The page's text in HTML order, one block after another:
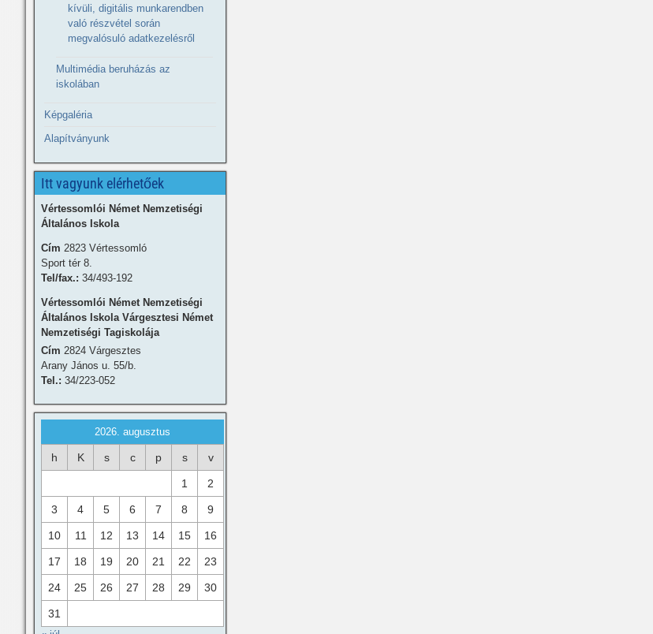
kívüli, digitális munkarendben
való részvétel során
megvalósuló adatkezelésről
Multimédia beruházás az
iskolában
Képgaléria
Alapítványunk
Itt vagyunk elérhetőek
Vértessomlói Német Nemzetiségi
Általános Iskola
Cím 2823 Vértessomló
Sport tér 8.
Tel/fax.: 34/493-192
Vértessomlói Német Nemzetiségi
Általános Iskola Várgesztesi Német
Nemzetiségi Tagiskolája
Cím 2824 Várgesztes
Arany János u. 55/b.
Tel.: 34/223-052
2026. augusztus
h K s c p s v
1 2
3 4 5 6 7 8 9
10 11 12 13 14 15 16
17 18 19 20 21 22 23
24 25 26 27 28 29 30
31